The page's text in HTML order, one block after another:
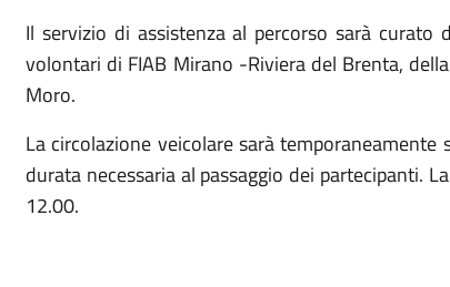
Il servizio di assistenza al percorso sarà curato
volontari di FIAB Mirano -Riviera del Brenta,
Moro.
La circolazione veicolare sarà
durata necessaria al passaggio dei partecipanti.
12.00.